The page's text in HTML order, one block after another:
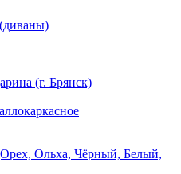
(г. Брянск)
Ольха, Чёрный, Белый,